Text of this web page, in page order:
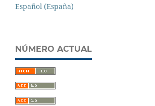
Español (España)
NÚMERO ACTUAL